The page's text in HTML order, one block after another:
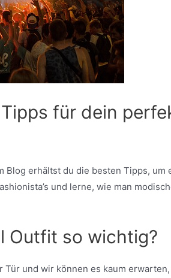
für dein
erhältst du die besten Tipps,
und lerne, wie man
Outfit so wichtig?
und wir können es kaum